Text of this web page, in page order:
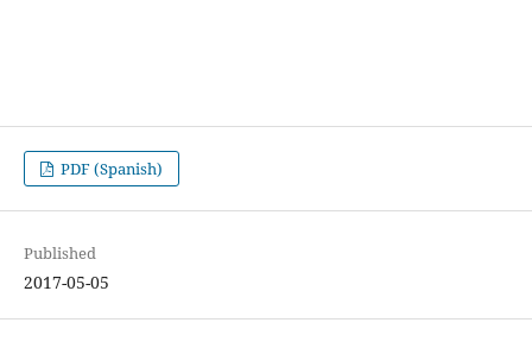
PDF (Spanish)
Published
2017-05-05